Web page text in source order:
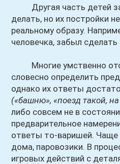
Другая часть детей
делать, но их постройки
реальному образу.
человечка, забыл
Многие умственно
словесно определить
однако их ответы
(«башню», «поезд такой,
либо совсем не в
предварительное
ответы то-варишей. Чаще
дома, паровозики. В
игровых действий с